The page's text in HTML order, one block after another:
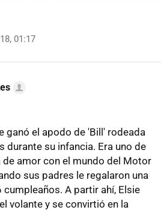
01:17
ganó el apodo de 'Bill' rodeada
durante su infancia. Era uno de
de amor con el mundo del Motor
sus padres le regalaron una
A partir ahí, Elsie
volante y se convirtió en la